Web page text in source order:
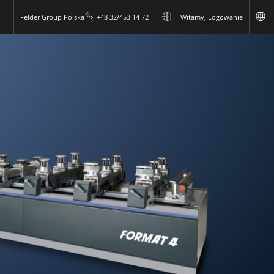
Felder Group Polska +48 32/453 14 72 Witamy, Logowanie